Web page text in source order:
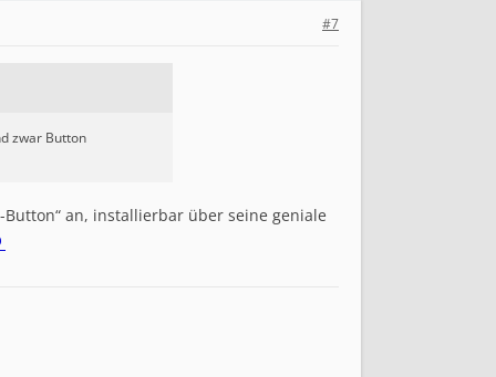
#7
zwar Button
an, installierbar über seine geniale